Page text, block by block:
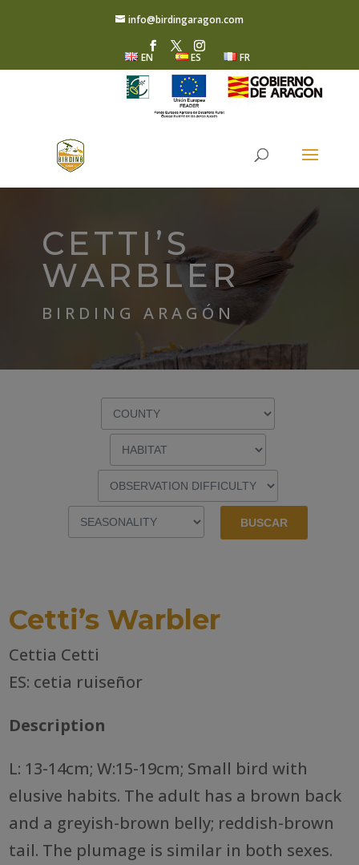
info@birdingaragon.com
EN ES FR
CETTI’S
WARBLER
BIRDING ARAGÓN
Cetti’s Warbler
Cettia Cetti
ES: cetia ruiseñor
Description
L: 13-14cm; W:15-19cm; Small bird with
elusive habits. The adult has a brown back
and a greyish-brown belly; reddish-brown
tail. The plumage is similar in both sexes.